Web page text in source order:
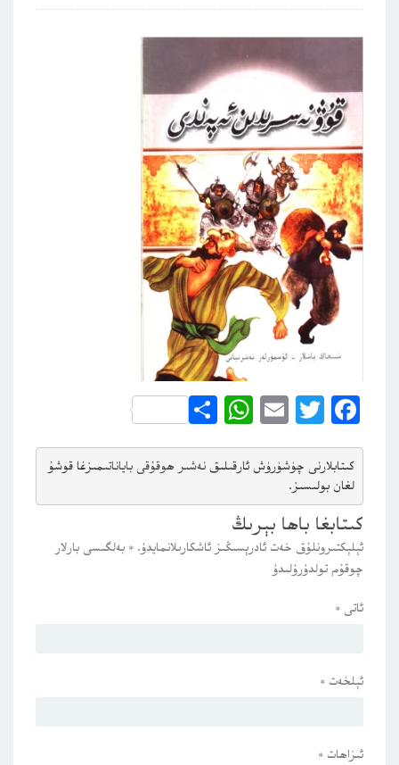
Facebook
Twitter
Email
WhatsApp
Share
كىتابلارنى چۈشۈرۈش ئارقىلىق نەشىر ھوقۇقى باياناتىمىزغا قوشۇ
لغان بولىسىز.
كىتابغا باھا بېرىڭ
ئېلېكتىرونلۇق خەت ئادرېسىڭىز ئاشكارىلانمايدۇ. * بەلگىسى بارلار
چوقۇم تولدۇرۇلىدۇ
ئاتى *
ئېلخەت *
ئىزاھات *